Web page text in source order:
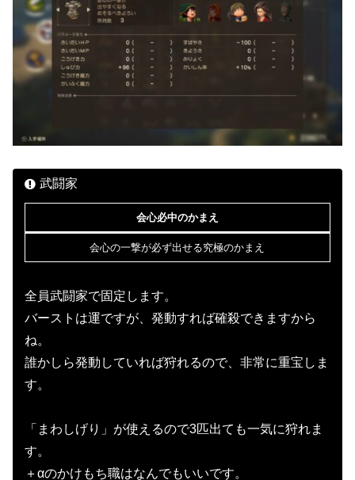
武闘家
会心必中のかまえ
会心の一撃が必ず出せる究極のかまえ
全員武闘家で固定します。
バーストは運ですが、発動すれば確殺できますから
ね。
誰かしら発動していれば狩れるので、非常に重宝しま
す。
「まわしげり」が使えるので3匹出ても一気に狩れま
す。
＋αのかけもち職はなんでもいいです。